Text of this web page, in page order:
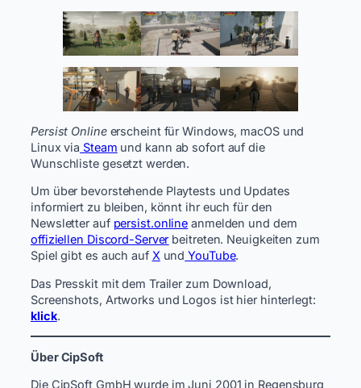
Persist Onlineerscheint für Windows, macOS und
Linux via Steam und kann ab sofort auf die
Wunschliste gesetzt werden.
Um über bevorstehende Playtests und Updates
informiert zu bleiben, könnt ihr euch für den
Newsletter auf persist.online anmelden und dem
offiziellen Discord-Serverbeitreten. Neuigkeiten zum
Spiel gibt es auch auf Xund YouTube.
Das Presskit mit dem Trailer zum Download,
Screenshots, Artworks und Logos ist hier hinterlegt:
klick.
Über CipSoft
Die CipSoft GmbH wurde im Juni 2001 in Regensburg